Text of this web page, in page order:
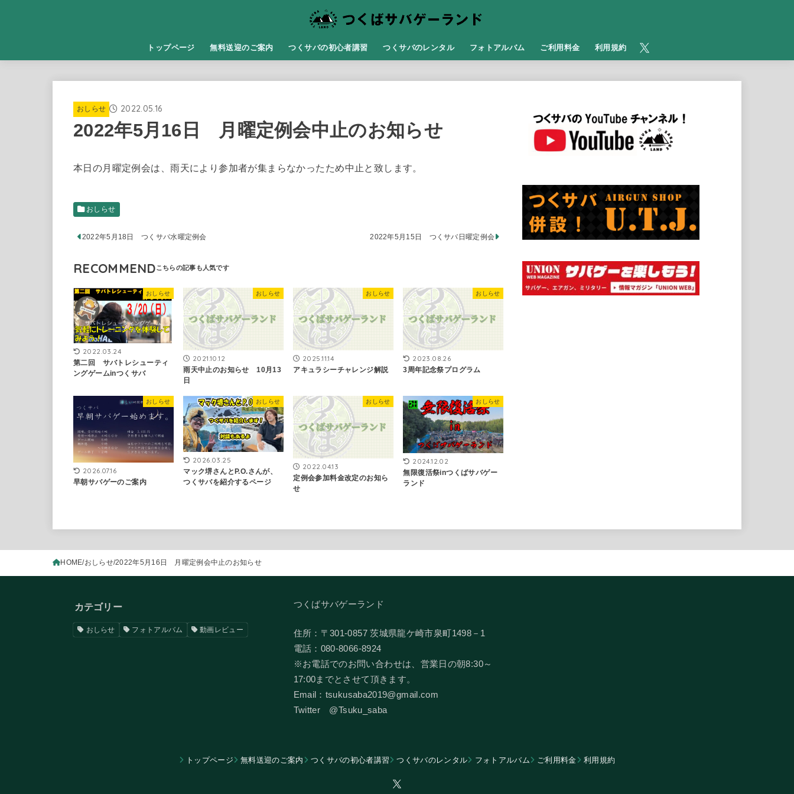
トップページ 無料送迎のご案内 つくサバの初心者講習 つくサバのレンタル フォトアルバム ​ご利用料金 利用規約
おしらせ 2022.05.16
2022年5月16日 月曜定例会中止のお知らせ
本日の月曜定例会は、雨天により参加者が集まらなかったため中止と致します。
おしらせ
2022年5月18日 つくサバ水曜定例会 2022年5月15日 つくサバ日曜定例会
RECOMMEND
おしらせ
2022.03.24
第二回 サバトレシューティ
ングゲームinつくサバ
おしらせ
2021.10.12
雨天中止のお知らせ 10月13
日
おしらせ
2025.11.14
アキュラシーチャレンジ解説
おしらせ
2023.08.26
3周年記念祭プログラム
おしらせ
2026.07.16
早朝サバゲーのご案内
おしらせ
2026.03.25
マック堺さんとP.O.さんが、
つくサバを紹介するページ
おしらせ
2022.04.13
定例会参加料金改定のお知ら
せ
おしらせ
2024.12.02
無限復活祭inつくばサバゲー
ランド
HOME おしらせ 2022年5月16日 月曜定例会中止のお知らせ
カテゴリー
おしらせ フォトアルバム 動画レビュー
つくばサバゲーランド
住所：〒301-0857 茨城県龍ケ崎市泉町1498－1
電話：080-8066-8924
​※お電話でのお問い合わせは、営業日の朝8:30～
17:00までとさせて頂きます。
Email：tsukusaba2019@gmail.com
​Twitter @Tsuku_saba
トップページ 無料送迎のご案内 つくサバの初心者講習 つくサバのレンタル フォトアルバム ​ご利用料金 利用規約